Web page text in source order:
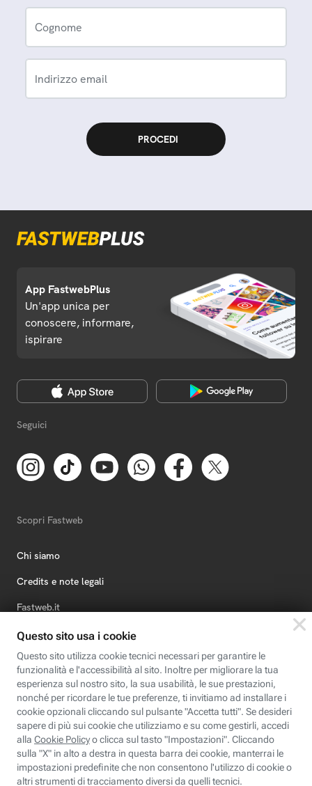
Cognome
Indirizzo email
App FastwebPlus
Un'app unica per
conoscere, informare,
ispirare
Seguici
Scopri Fastweb
Chi siamo
Credits e note legali
Fastweb.it
Formazione
Fastweb Digital Academy
STEP FuturAbility District
Insieme, siamo futuro